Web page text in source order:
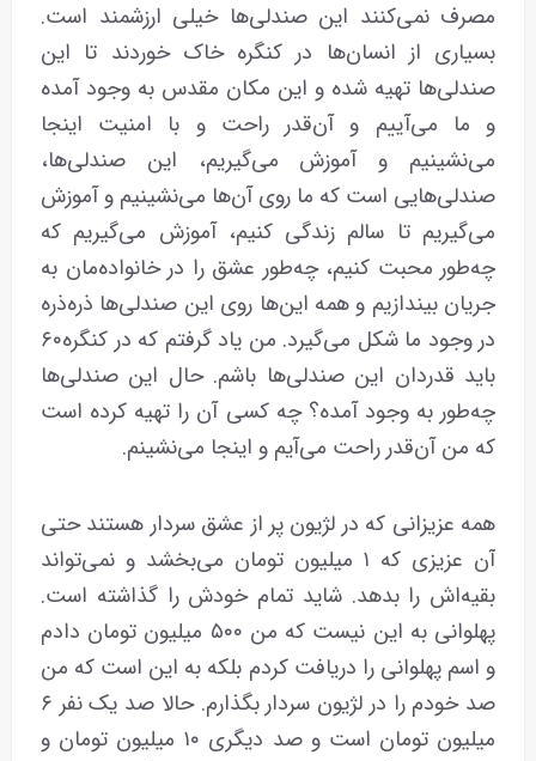
مصرف نمی‌کنند این صندلی‌ها خیلی ارزشمند است.
بسیاری از انسان‌ها در کنگره خاک خوردند تا این
صندلی‌ها تهیه شده و این مکان مقدس به وجود آمده
و ما می‌آییم و آن‌قدر راحت و با امنیت اینجا
می‌نشینیم و آموزش می‌گیریم، این صندلی‌ها،
صندلی‌هایی است که ما روی آن‌ها می‌نشینیم و آموزش
می‌گیریم تا سالم زندگی کنیم، آموزش می‌گیریم که
چه‌طور محبت کنیم، چه‌طور عشق را در خانواده‌مان به
جریان بیندازیم و همه این‌ها روی این صندلی‌ها ذره‌ذره
در وجود ما شکل می‌گیرد. من یاد گرفتم که در کنگره۶۰
باید قدردان این صندلی‌ها باشم. حال این صندلی‌ها
چه‌طور به وجود آمده؟ چه کسی آن را تهیه کرده است
که من آن‌قدر راحت می‌آیم و اینجا می‌نشینم.
همه‌ عزیزانی که در لژیون پر از عشق سردار هستند حتی
آن عزیزی که ۱ میلیون تومان می‌بخشد و نمی‌تواند
بقیه‌اش را بدهد. شاید تمام خودش را گذاشته است.
پهلوانی به این نیست که من ۵۰۰ میلیون تومان دادم
و اسم پهلوانی را دریافت کردم بلکه به این است که من
صد خودم را در لژیون سردار بگذارم. حالا صد یک نفر ۶
میلیون تومان است و صد دیگری ۱۰ میلیون تومان و